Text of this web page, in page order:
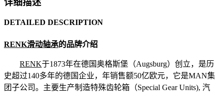
详细描述
DETAILED DESCRIPTION
RENK滑动轴承的品牌介绍
RENK于1873年在德国奥格斯堡（Augsburg）创立，是历
史超过140多年的德国企业，年销售额50亿欧元，它是MAN集
团子公司。主要生产制造特殊齿轮箱（Special Gear Units), 汽